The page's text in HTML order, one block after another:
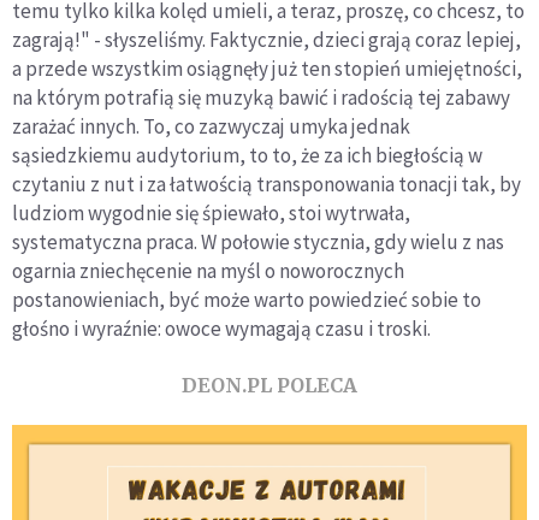
temu tylko kilka kolęd umieli, a teraz, proszę, co chcesz, to
zagrają!" - słyszeliśmy. Faktycznie, dzieci grają coraz lepiej,
a przede wszystkim osiągnęły już ten stopień umiejętności,
na którym potrafią się muzyką bawić i radością tej zabawy
zarażać innych. To, co zazwyczaj umyka jednak
sąsiedzkiemu audytorium, to to, że za ich biegłością w
czytaniu z nut i za łatwością transponowania tonacji tak, by
ludziom wygodnie się śpiewało, stoi wytrwała,
systematyczna praca. W połowie stycznia, gdy wielu z nas
ogarnia zniechęcenie na myśl o noworocznych
postanowieniach, być może warto powiedzieć sobie to
głośno i wyraźnie: owoce wymagają czasu i troski.
DEON.PL POLECA